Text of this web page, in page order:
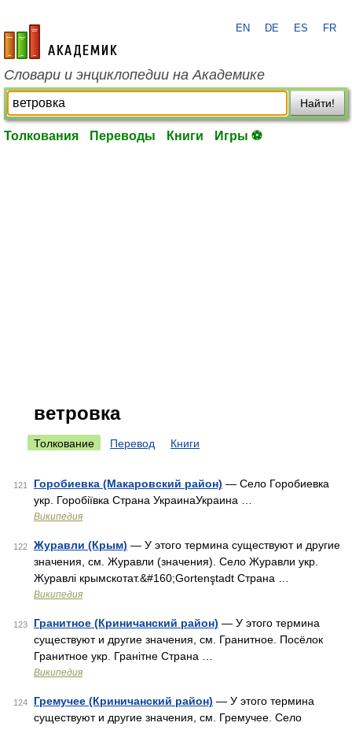
academic.ru
EN DE ES FR
Словари и энциклопедии на Академике
Найти!
Толкования Переводы Книги Игры ⚽
ветровка
Толкование Перевод Книги
121 Горобиевка (Макаровский район) — Село Горобиевка
укр. Горобіївка Страна УкраинаУкраина …
Википедия
122 Журавли (Крым) — У этого термина существуют и другие
значения, см. Журавли (значения). Село Журавли укр.
Журавлі крымскотат.&#160;Gortenştadt Страна …
Википедия
123 Гранитное (Криничанский район) — У этого термина
существуют и другие значения, см. Гранитное. Посёлок
Гранитное укр. Гранітне Страна …
Википедия
124 Гремучее (Криничанский район) — У этого термина
существуют и другие значения, см. Гремучее. Село